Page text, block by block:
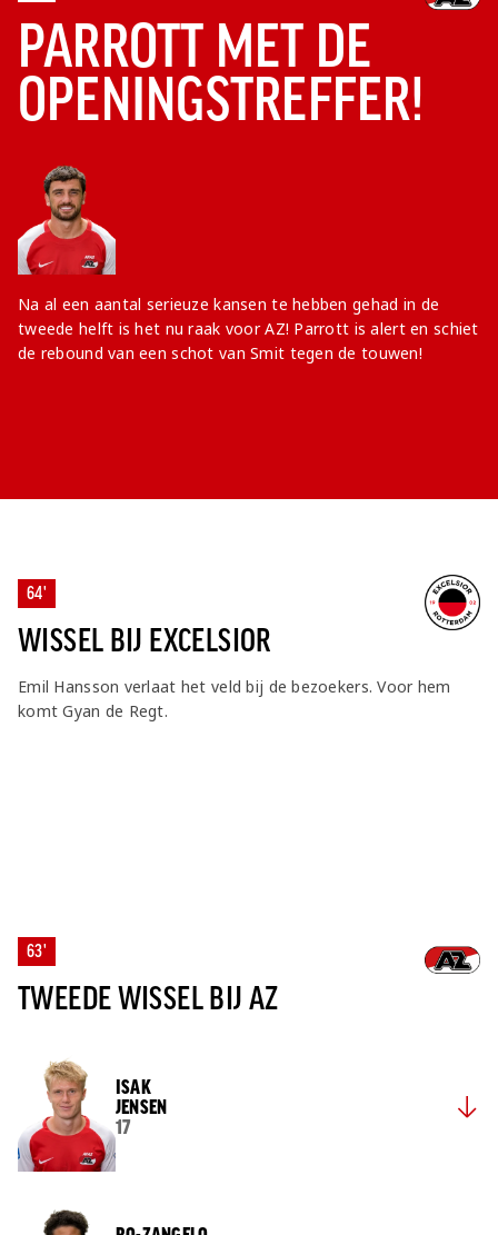
PARROTT MET DE
OPENINGSTREFFER!
Na al een aantal serieuze kansen te hebben gehad in de
tweede helft is het nu raak voor AZ! Parrott is alert en schiet
de rebound van een schot van Smit tegen de touwen!
64'
WISSEL BIJ EXCELSIOR
Emil Hansson verlaat het veld bij de bezoekers. Voor hem
komt Gyan de Regt.
63'
TWEEDE WISSEL BIJ AZ
ISAK
JENSEN
17